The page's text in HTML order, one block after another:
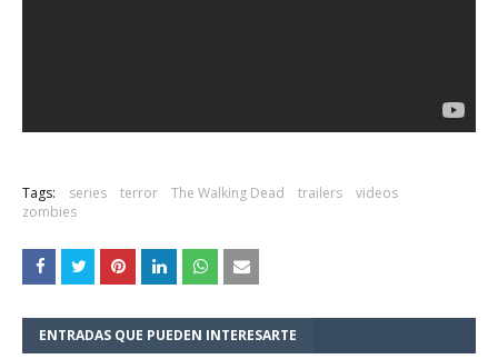
Tags: series terror The Walking Dead trailers
videos
zombies
ENTRADAS QUE PUEDEN INTERESARTE